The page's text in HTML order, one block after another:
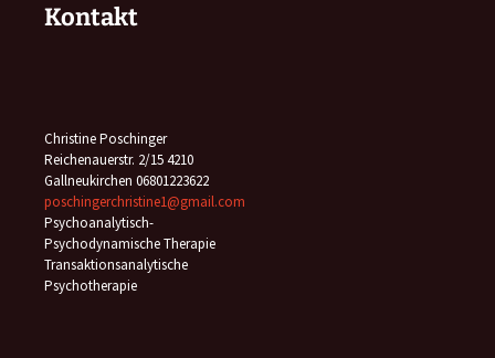
Kontakt
Christine Poschinger
Reichenauerstr. 2/15 4210
Gallneukirchen 06801223622
poschingerchristine1@gmail.com
Psychoanalytisch-
Psychodynamische Therapie
Transaktionsanalytische
Psychotherapie